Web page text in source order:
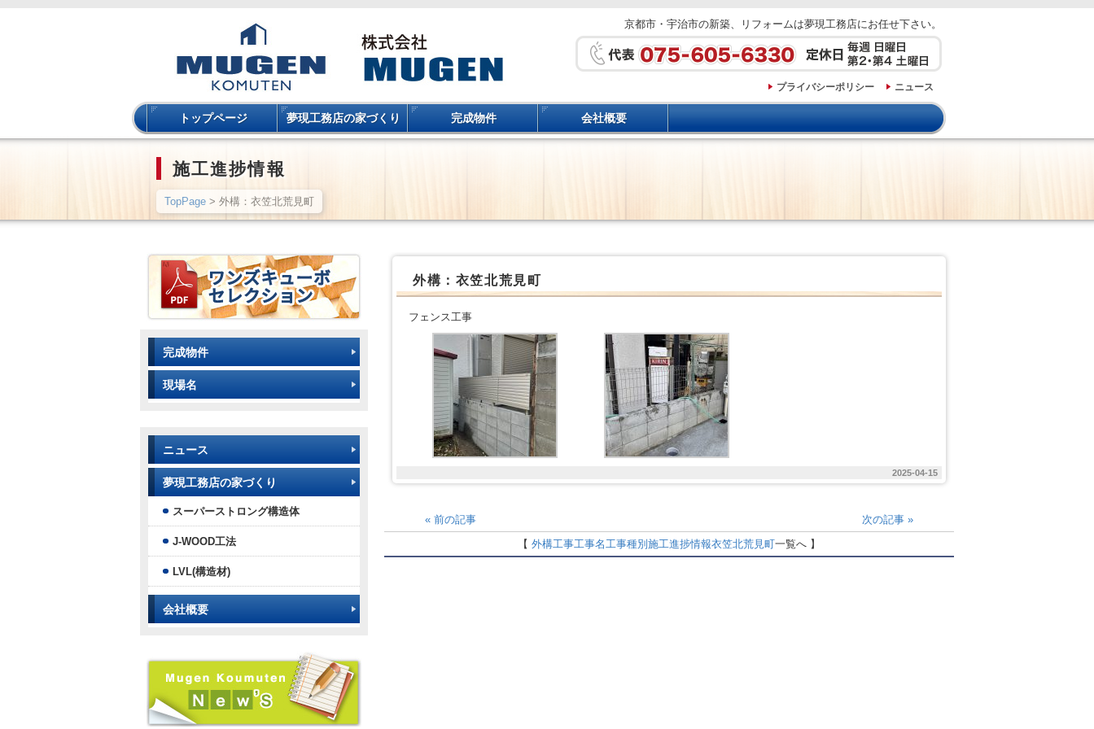
京都市・宇治市の新築、リフォームは夢現工務店にお任せ下さい。
プライバシーポリシー ニュース
トップページ 夢現工務店の家づくり 完成物件 会社概要
施工進捗情報
TopPage > 外構：衣笠北荒見町
外構：衣笠北荒見町
フェンス工事
2025-04-15
« 前の記事 次の記事 »
【 外構工事工事名工事種別 施工進捗情報衣笠北荒見町一覧へ 】
完成物件
現場名
ニュース
夢現工務店の家づくり
スーパーストロング構造体
J-WOOD工法
LVL(構造材)
会社概要